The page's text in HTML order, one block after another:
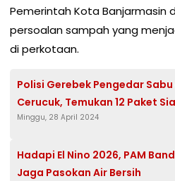
Pemerintah Kota Banjarmasin
persoalan sampah yang
di perkotaan.
Polisi Gerebek Pengedar Sabu
Cerucuk, Temukan 12 Paket
Minggu, 28 April 2024
Hadapi El Nino 2026, PAM
Jaga Pasokan Air Bersih